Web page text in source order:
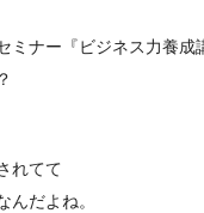
ミナー『ビジネス力養成
れてて
んだよね。